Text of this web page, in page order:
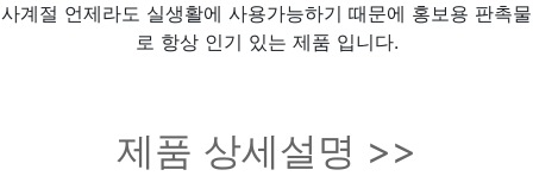
사계절 언제라도 실생활에 사용가능하기 때문에 홍보용 판촉물
로 항상 인기 있는 제품 입니다.
제품 상세설명 >>